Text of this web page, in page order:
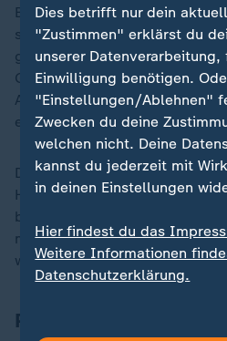
Bushido, der inzwischen
stand jahrelang unter
gegen mehrere Brüder der
Großfamilie Abou-Chaker als
Arafat Abou-Chaker war früher
es zum Zerwürfnis kam.
Die Abou-Chaker-Brüder
Hauptvorwürfen
beendete den Polizeischutz für
mindestens zwei Beamte
weitergearbeitet haben.
Personenschutz-
Dies betrifft nur dein
"Zustimmen" erklärst du
unserer
Einwilligung benötigen.
"Einstellungen/Ablehnen"
Zwecken du deine
welchen nicht. Deine
kannst du jederzeit mit
in deinen Einstellungen
Hier findest du das
Weitere Informationen
Datenschutzerklärung.